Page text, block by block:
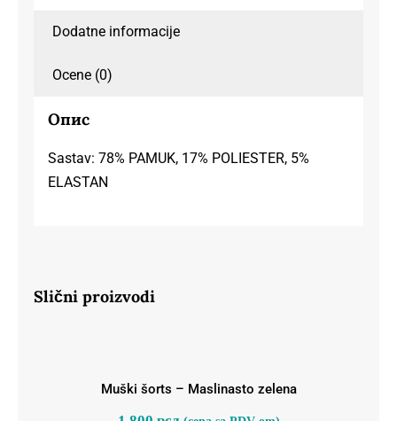
Dodatne informacije
Ocene (0)
Опис
Sastav: 78% PAMUK, 17% POLIESTER, 5%
ELASTAN
Slični proizvodi
Muški šorts – Maslinasto zelena